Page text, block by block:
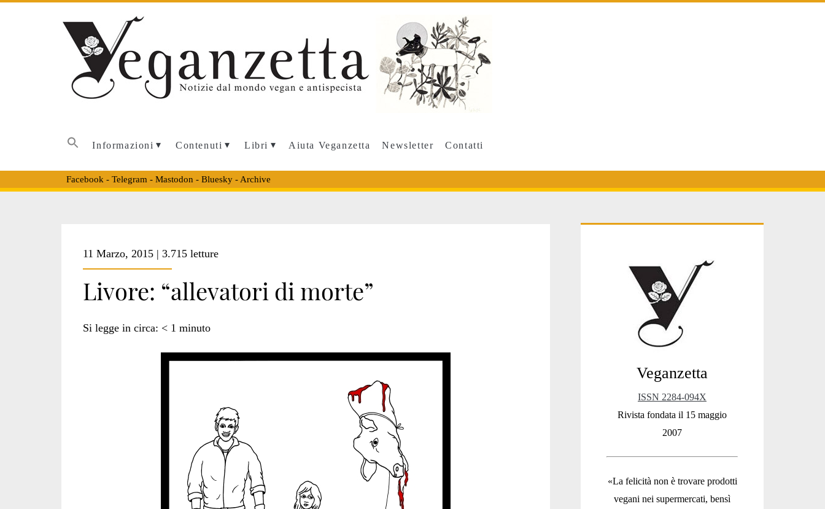
Informazioni Contenuti Libri Aiuta Veganzetta Newsletter Contatti
Facebook - Telegram - Mastodon - Bluesky- Archive
<span>band
antispecista</span>
11 Marzo, 2015 | 3.715 letture
Livore: “allevatori di morte”
Si legge in circa: < 1 minuto
Sidebar
Veganzetta
ISSN 2284-094X
Rivista fondata il 15 maggio
2007
«La felicità non è trovare prodotti
vegani nei supermercati, bensì